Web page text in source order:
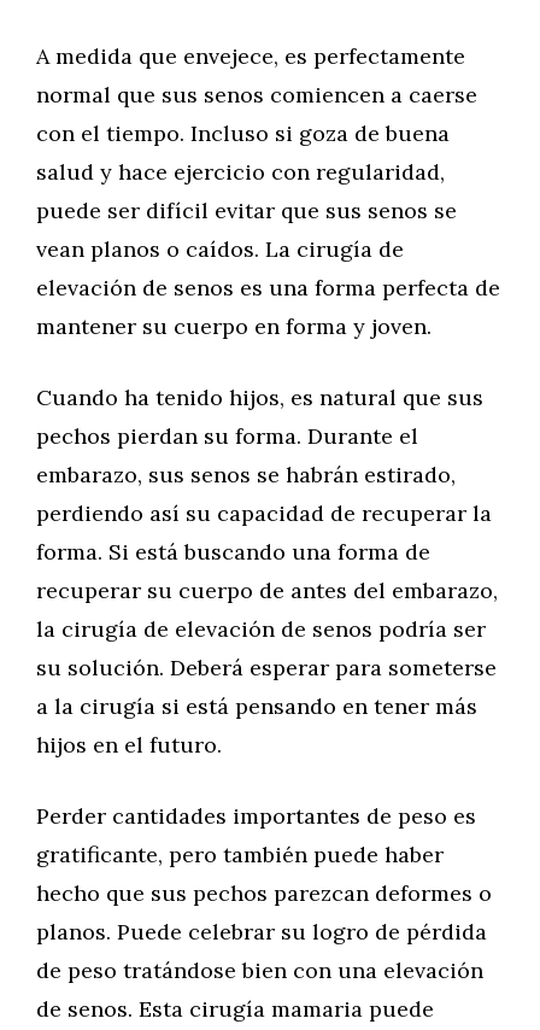
A medida que envejece, es perfectamente
normal que sus senos comiencen a caerse
con el tiempo. Incluso si goza de buena
salud y hace ejercicio con regularidad,
puede ser difícil evitar que sus senos se
vean planos o caídos. La cirugía de
elevación de senos es una forma perfecta de
mantener su cuerpo en forma y joven.
Cuando ha tenido hijos, es natural que sus
pechos pierdan su forma. Durante el
embarazo, sus senos se habrán estirado,
perdiendo así su capacidad de recuperar la
forma. Si está buscando una forma de
recuperar su cuerpo de antes del embarazo,
la cirugía de elevación de senos podría ser
su solución. Deberá esperar para someterse
a la cirugía si está pensando en tener más
hijos en el futuro.
Perder cantidades importantes de peso es
gratificante, pero también puede haber
hecho que sus pechos parezcan deformes o
planos. Puede celebrar su logro de pérdida
de peso tratándose bien con una elevación
de senos. Esta cirugía mamaria puede